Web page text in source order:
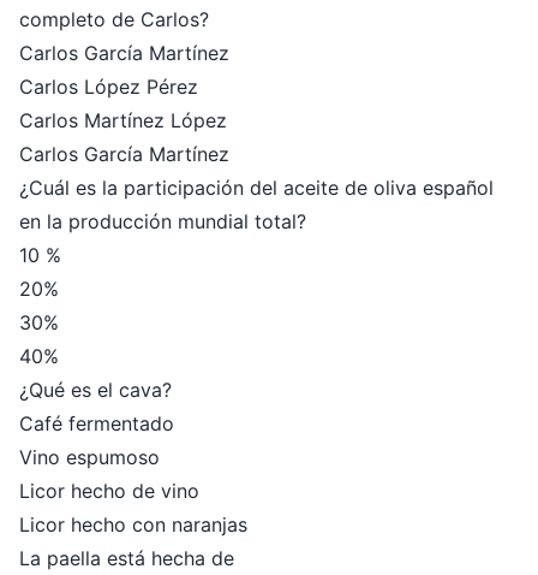
completo de Carlos?
Carlos García Martínez
Carlos López Pérez
Carlos Martínez López
Carlos García Martínez
¿Cuál es la participación del aceite de oliva español
en la producción mundial total?
10 %
20%
30%
40%
¿Qué es el cava?
Café fermentado
Vino espumoso
Licor hecho de vino
Licor hecho con naranjas
La paella está hecha de